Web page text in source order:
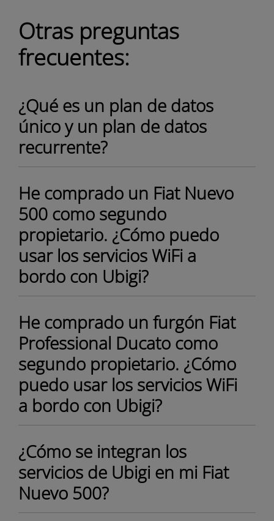
Otras preguntas
frecuentes:
¿Qué es un plan de datos
único y un plan de datos
recurrente?
He comprado un Fiat Nuevo
500 como segundo
propietario. ¿Cómo puedo
usar los servicios WiFi a
bordo con Ubigi?
He comprado un furgón Fiat
Professional Ducato como
segundo propietario. ¿Cómo
puedo usar los servicios WiFi
a bordo con Ubigi?
¿Cómo se integran los
servicios de Ubigi en mi Fiat
Nuevo 500?